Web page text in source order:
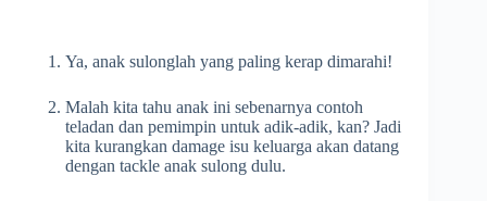
Ya, anak sulonglah yang paling kerap dimarahi!
Malah kita tahu anak ini sebenarnya contoh
teladan dan pemimpin untuk adik-adik, kan? Jadi
kita kurangkan damage isu keluarga akan datang
dengan tackle anak sulong dulu.